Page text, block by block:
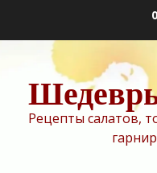
содержимому
Рецепты салатов,